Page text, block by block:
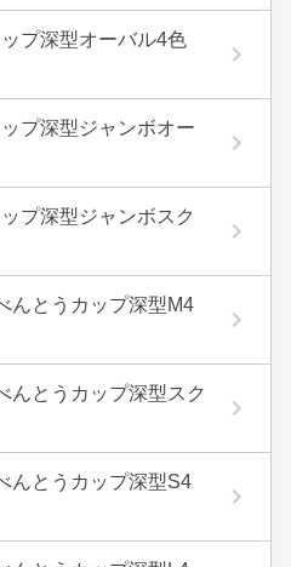
プ深型オーバル4色
プ深型ジャンボオー
プ深型ジャンボスク
んとうカップ深型M4
んとうカップ深型スク
んとうカップ深型S4